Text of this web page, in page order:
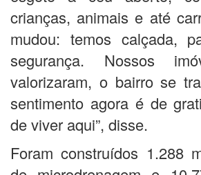
crianças, animais e até
mudou: temos calçada,
segurança. Nossos
valorizaram, o bairro se
sentimento agora é de
de viver aqui”, disse.
Foram construídos 1.288